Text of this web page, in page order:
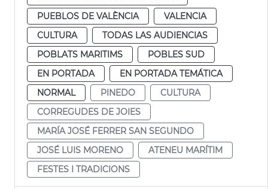
PUEBLOS DE VALÈNCIA
VALENCIA
CULTURA
TODAS LAS AUDIENCIAS
POBLATS MARITIMS
POBLES SUD
EN PORTADA
EN PORTADA TEMÁTICA
NORMAL
PINEDO
CULTURA
CORREGUDES DE JOIES
MARÍA JOSÉ FERRER SAN SEGUNDO
JOSÉ LUIS MORENO
ATENEU MARÍTIM
FESTES I TRADICIONS